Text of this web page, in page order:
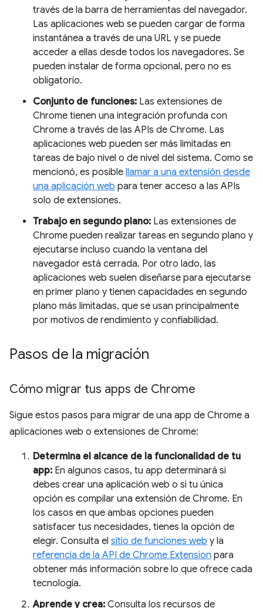
través de la barra de herramientas del navegador.
Las aplicaciones web se pueden cargar de forma
instantánea a través de una URL y se puede
acceder a ellas desde todos los navegadores. Se
pueden instalar de forma opcional, pero no es
obligatorio.
Conjunto de funciones: Las extensiones de
Chrome tienen una integración profunda con
Chrome a través de las APIs de Chrome. Las
aplicaciones web pueden ser más limitadas en
tareas de bajo nivel o de nivel del sistema. Como se
mencionó, es posible llamar a una extensión desde
una aplicación web para tener acceso a las APIs
solo de extensiones.
Trabajo en segundo plano: Las extensiones de
Chrome pueden realizar tareas en segundo plano y
ejecutarse incluso cuando la ventana del
navegador está cerrada. Por otro lado, las
aplicaciones web suelen diseñarse para ejecutarse
en primer plano y tienen capacidades en segundo
plano más limitadas, que se usan principalmente
por motivos de rendimiento y confiabilidad.
Pasos de la migración
Cómo migrar tus apps de Chrome
Sigue estos pasos para migrar de una app de Chrome a
aplicaciones web o extensiones de Chrome:
Determina el alcance de la funcionalidad de tu
app: En algunos casos, tu app determinará si
debes crear una aplicación web o si tu única
opción es compilar una extensión de Chrome. En
los casos en que ambas opciones pueden
satisfacer tus necesidades, tienes la opción de
elegir. Consulta el sitio de funciones web y la
referencia de la API de Chrome Extension para
obtener más información sobre lo que ofrece cada
tecnología.
Aprende y crea: Consulta los recursos de